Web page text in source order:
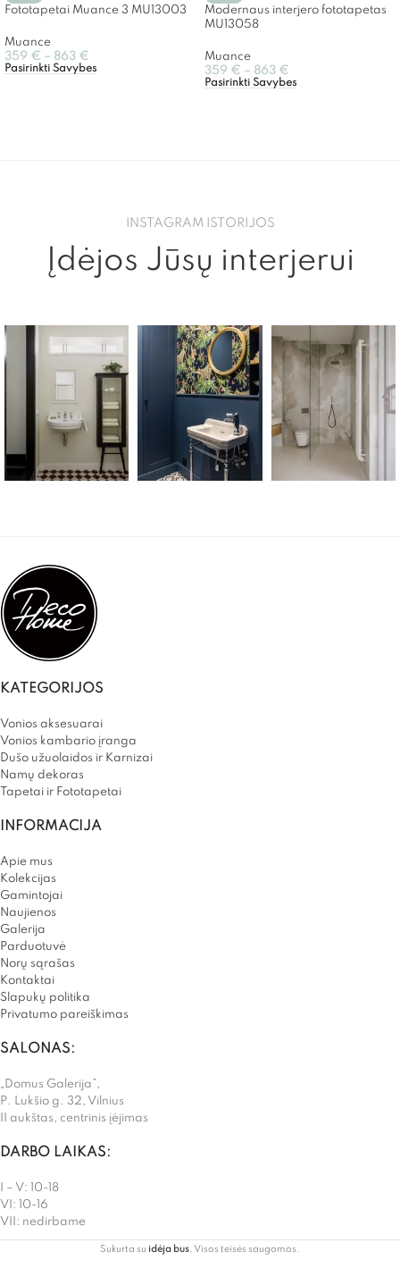
Fototapetai Muance 3 MU13003
Muance
359 € – 863 €
Pasirinkti Savybes
Modernaus interjero fototapetas
MU13058
Muance
359 € – 863 €
Pasirinkti Savybes
INSTAGRAM ISTORIJOS
Įdėjos Jūsų interjerui
KATEGORIJOS
Vonios aksesuarai
Vonios kambario įranga
Dušo užuolaidos ir Karnizai
Namų dekoras
Tapetai ir Fototapetai
INFORMACIJA
Apie mus
Kolekcijas
Gamintojai
Naujienos
Galerija
Parduotuvė
Norų sąrašas
Kontaktai
Slapukų politika
Privatumo pareiškimas
SALONAS:
„Domus Galerija”,
P. Lukšio g. 32, Vilnius
II aukštas, centrinis įėjimas
DARBO LAIKAS:
I – V: 10-18
VI: 10-16
VII: nedirbame
Sukurta su idėja bus. Visos teisės saugomos.